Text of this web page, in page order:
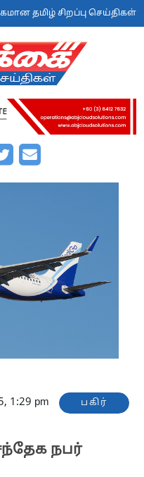
தமிழ் சிறப்பு செய்திகள்
1:29 pm பகிர்
நபர்